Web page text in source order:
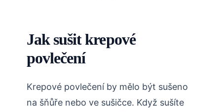
Jak sušit krepové
povlečení
Krepové povlečení by mělo být sušeno
na šňůře nebo ve sušičce. Když sušíte